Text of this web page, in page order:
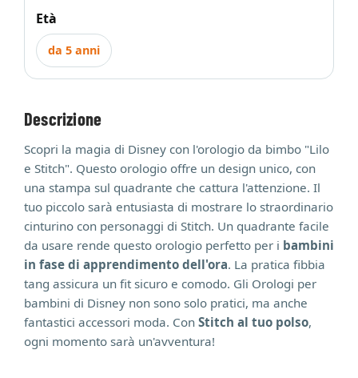
Età
da 5 anni
Descrizione
Scopri la magia di Disney con l'orologio da bimbo "Lilo
e Stitch". Questo orologio offre un design unico, con
una stampa sul quadrante che cattura l'attenzione. Il
tuo piccolo sarà entusiasta di mostrare lo straordinario
cinturino con personaggi di Stitch. Un quadrante facile
da usare rende questo orologio perfetto per i bambini
in fase di apprendimento dell'ora. La pratica fibbia
tang assicura un fit sicuro e comodo. Gli Orologi per
bambini di Disney non sono solo pratici, ma anche
fantastici accessori moda. Con Stitch al tuo polso,
ogni momento sarà un'avventura!